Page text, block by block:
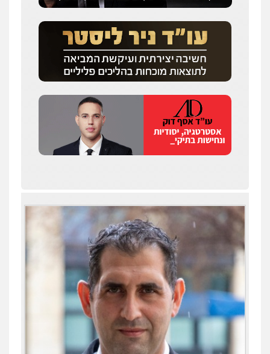
עו"ד תומר נוה
פלילי מעצרים וחקירות עבירות המתה עורכי
דין לענייני אסירים
0507913332
עו"ד איהאב ג'לג'ולי
פלילי מעצרים וחקירות עורכי דין לענייני
אסירים
0505216700
עו"ד שלומי שרון
פלילי צבאי מעצרים וחקירות